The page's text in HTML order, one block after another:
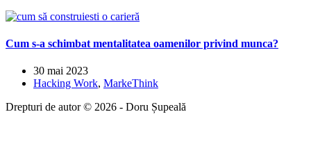
Cum s-a schimbat mentalitatea oamenilor privind munca?
30 mai 2023
Hacking Work, MarkeThink
Drepturi de autor © 2026 - Doru Șupeală